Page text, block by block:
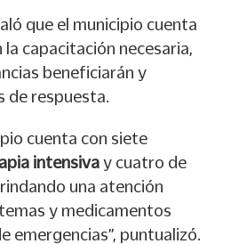
que el municipio cuenta
capacitación necesaria,
beneficiarán y
de respuesta.
cuenta con siete
intensiva y cuatro de
una atención
y medicamentos
emergencias”, puntualizó.